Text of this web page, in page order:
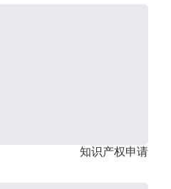
知识产权申请